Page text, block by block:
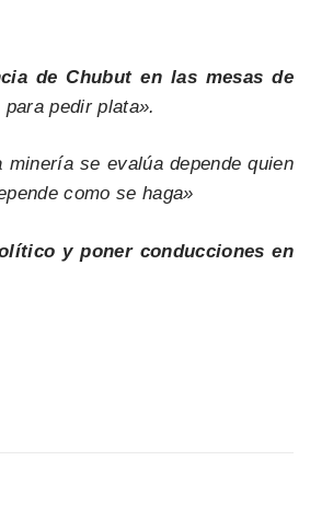
de Chubut en las mesas de
pedir plata».
minería se evalúa depende quien
como se haga»
y poner conducciones en